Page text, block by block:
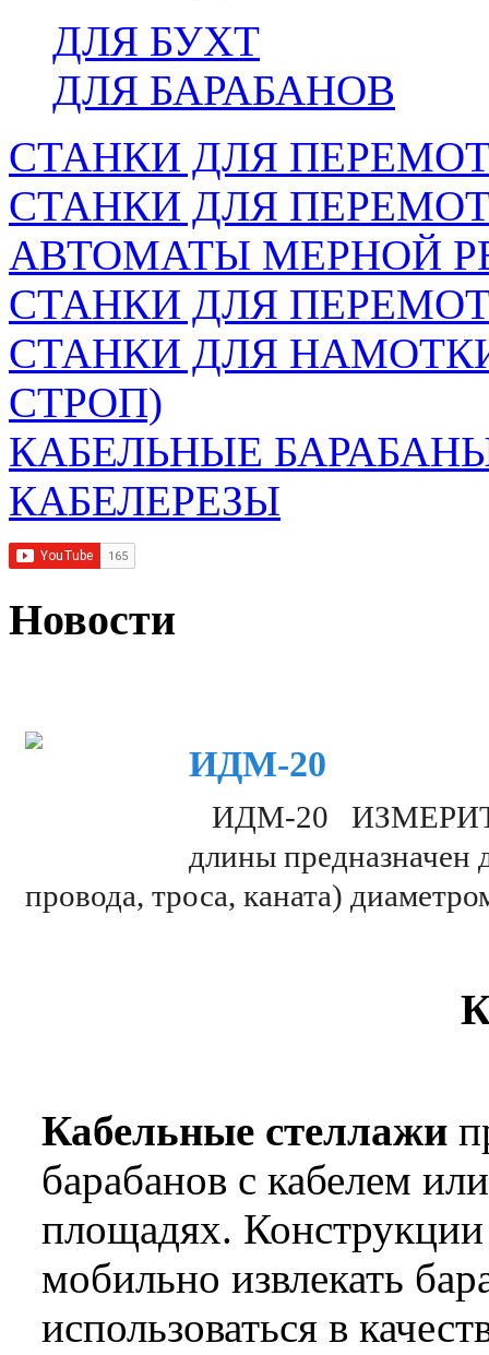
ДЛЯ БУХТ
ДЛЯ БАРАБАНОВ
СТАНКИ ДЛЯ
СТАНКИ ДЛЯ
АВТОМАТЫ МЕРНОЙ
СТАНКИ ДЛЯ
СТАНКИ ДЛЯ
СТРОП)
КАБЕЛЬНЫЕ
КАБЕЛЕРЕЗЫ
Новости
ИДМ-20
ИДМ-20
длины предназначен
провода, троса, каната)
Кабельные стеллажи
барабанов с кабелем
площадях. Конструкции
мобильно извлекать
использоваться в